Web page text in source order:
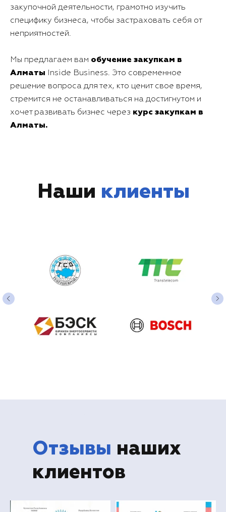
закупочной деятельности, грамотно изучить
специфику бизнеса, чтобы застраховать себя от
неприятностей.
Мы предлагаем вам обучение закупкам в
Алматы Inside Business. Это современное
решение вопроса для тех, кто ценит свое время,
стремится не останавливаться на достигнутом и
хочет развивать бизнес через курс закупкам в
Алматы.
Наши клиенты
Отзывы наших
клиентов